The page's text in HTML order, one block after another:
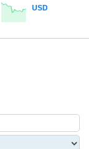
USD